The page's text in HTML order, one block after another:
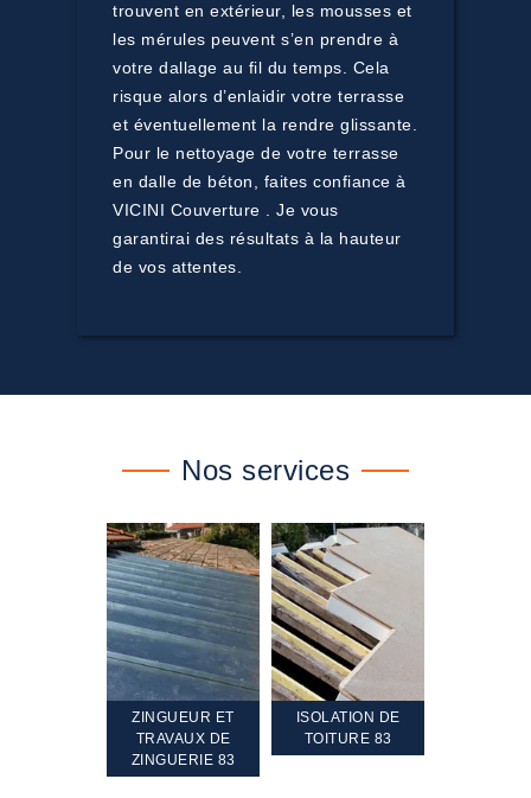
trouvent en extérieur, les mousses et
les mérules peuvent s’en prendre à
votre dallage au fil du temps. Cela
risque alors d’enlaidir votre terrasse
et éventuellement la rendre glissante.
Pour le nettoyage de votre terrasse
en dalle de béton, faites confiance à
VICINI Couverture . Je vous
garantirai des résultats à la hauteur
de vos attentes.
Nos services
ZINGUEUR ET
TRAVAUX DE
ZINGUERIE 83
ISOLATION DE
TOITURE 83